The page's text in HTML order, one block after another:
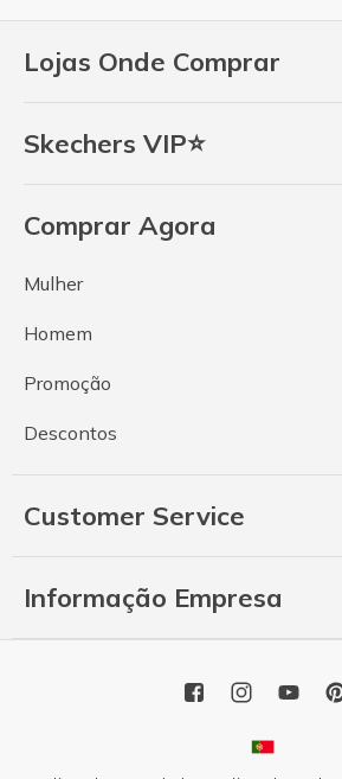
Lojas Onde Comprar
Skechers VIP⭐
Comprar Agora
Mulher
Homem
Promoção
Descontos
Customer Service
Informação Empresa